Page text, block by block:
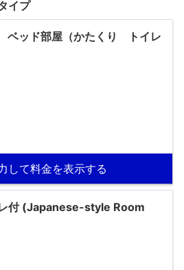
イプ
ベッド部屋（かたくり トイレ
して料金を表示する
(Japanese-style Room